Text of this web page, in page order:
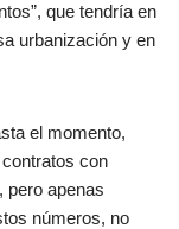
que tendría en
urbanización y en
el momento,
con
pero apenas
números, no